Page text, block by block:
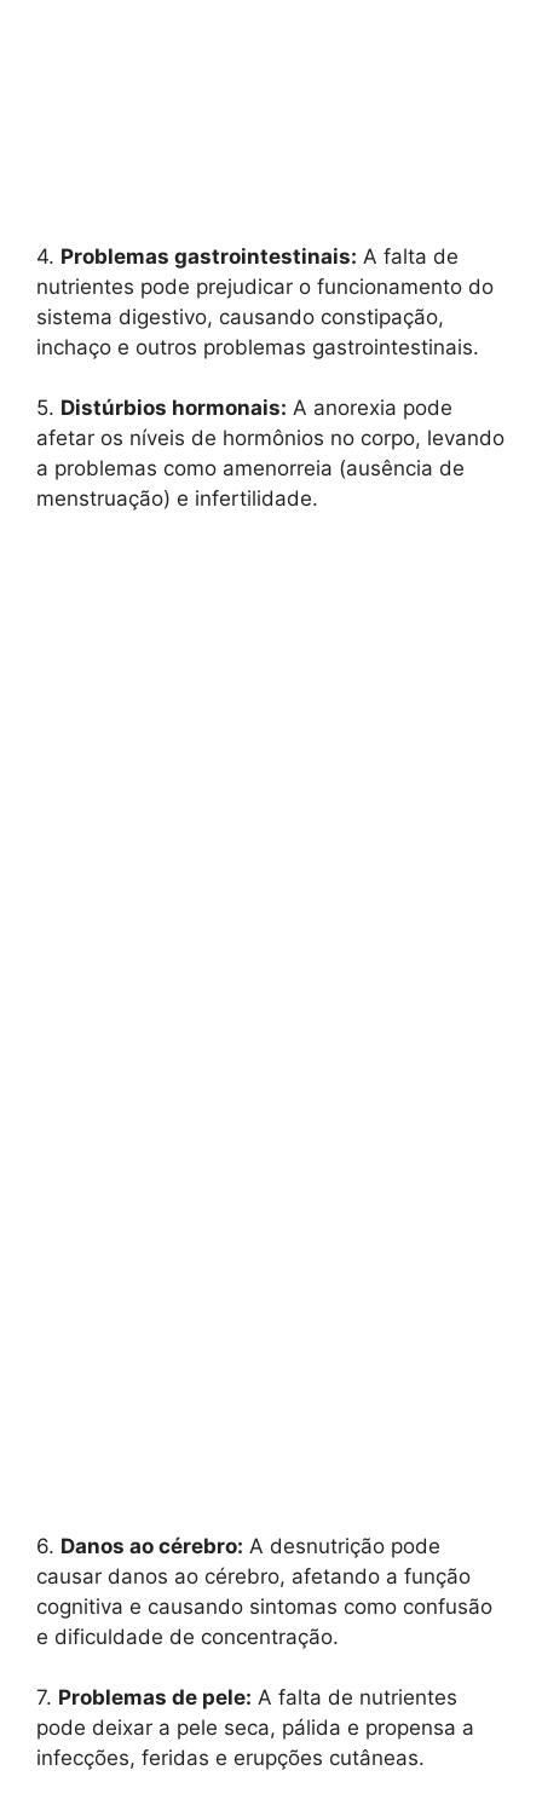
4. Problemas gastrointestinais: A falta de
nutrientes pode prejudicar o funcionamento do
sistema digestivo, causando constipação,
inchaço e outros problemas gastrointestinais.
5. Distúrbios hormonais: A anorexia pode
afetar os níveis de hormônios no corpo, levando
a problemas como amenorreia (ausência de
menstruação) e infertilidade.
6. Danos ao cérebro: A desnutrição pode
causar danos ao cérebro, afetando a função
cognitiva e causando sintomas como confusão
e dificuldade de concentração.
7. Problemas de pele: A falta de nutrientes
pode deixar a pele seca, pálida e propensa a
infecções, feridas e erupções cutâneas.